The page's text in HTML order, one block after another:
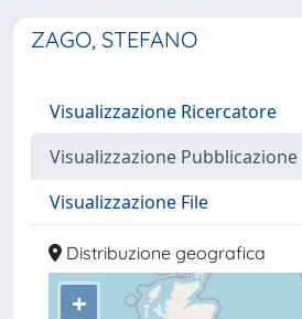
ZAGO, STEFANO
Visualizzazione Ricercatore
Visualizzazione Pubblicazione
Visualizzazione File
Distribuzione geografica
+